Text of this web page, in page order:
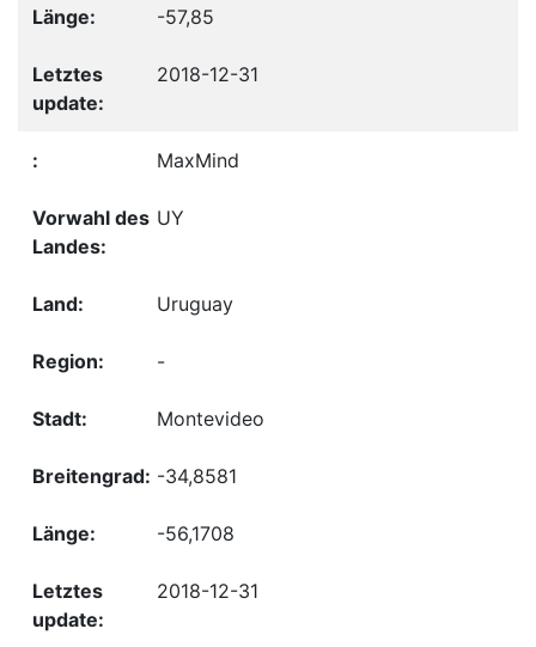
-57,85
2018-12-31
MaxMind
UY
Uruguay
-
Montevideo
-34,8581
-56,1708
2018-12-31